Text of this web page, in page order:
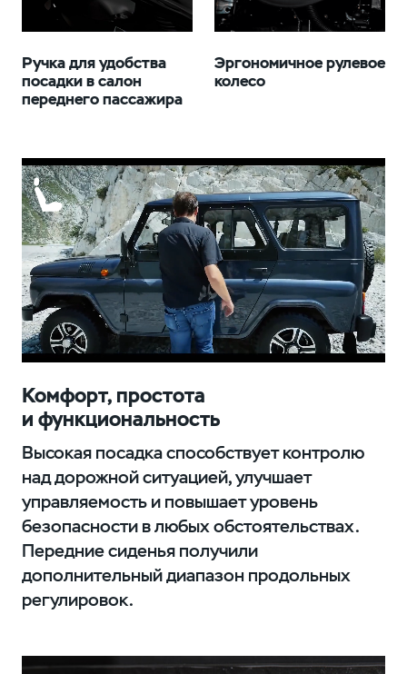
Ручка для удобства
посадки в салон
переднего пассажира
Эргономичное рулевое
колесо
Комфорт, простота
и функциональность
Высокая посадка способствует контролю
над дорожной ситуацией, улучшает
управляемость и повышает уровень
безопасности в любых обстоятельствах.
Передние сиденья получили
дополнительный диапазон продольных
регулировок.